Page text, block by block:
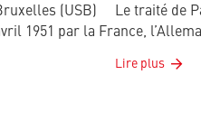
(USB) Le traité de
1951 par la France,
Lire plus